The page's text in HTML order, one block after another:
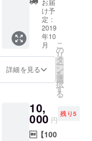
か？ 1F
もしく
は屋上
で 私た
ちが用
意した
日本酒
BONDS
につい
て 一緒
にお話
しした
BONDS
HOUSE
で今回
作成す
ること
になっ
た オリ
ジナル
けん玉
ます！
＊日本
けん玉
協会認
け予
定：
2019
年10
月
詳細を見る
こ
の
リ
タ
ー
ン
を
選
択
す
る
10,
000 円
残り5
【100